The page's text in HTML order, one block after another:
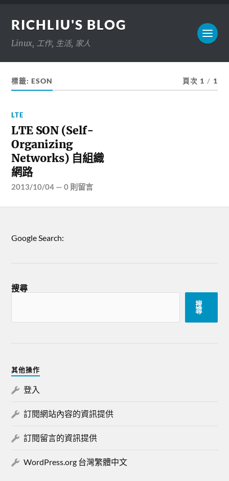
RICHLIU'S BLOG
Linux, 工作, 生活, 家人
標籤:ESON 頁次 1 / 1
LTE
LTE SON (Self-
Organizing
Networks) 自組織
網路
2013/10/04 —0 則留言
Google Search:
搜尋
搜
尋
其他操作
登入
訂閱網站內容的資訊提供
訂閱留言的資訊提供
WordPress.org 台灣繁體中文